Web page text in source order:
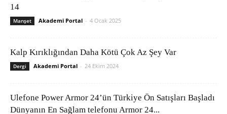
14
Manşet Akademi Portal - 4 Ocak 2025
Kalp Kırıklığından Daha Kötü Çok Az Şey Var
Dergi Akademi Portal - 24 Ekim 2024
Ulefone Power Armor 24’ün Türkiye Ön Satışları Başladı
Dünyanın En Sağlam telefonu Armor 24...